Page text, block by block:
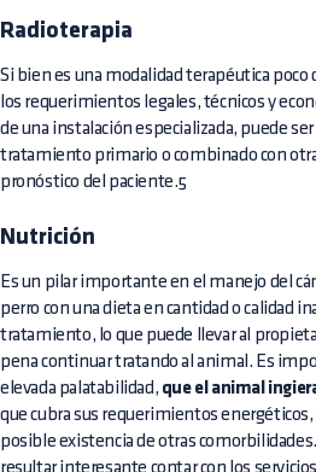
Radioterapia
Si bien es una modalidad terapéutica
los requerimientos legales, técnicos y
de una instalación especializada, puede
tratamiento primario o combinado con
pronóstico del paciente.5
Nutrición
Es un pilar importante en el manejo del
perro con una dieta en cantidad o calidad
tratamiento, lo que puede llevar al
pena continuar tratando al animal. Es
elevada palatabilidad, que el animal
que cubra sus requerimientos
posible existencia de otras
resultar interesante contar con los